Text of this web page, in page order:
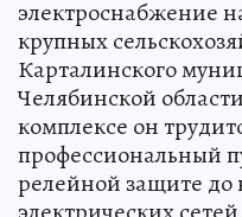
электроснабжение
крупных
Карталинского
Челябинской
комплексе он
профессиональный
релейной защите до